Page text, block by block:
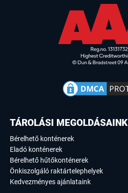
TÁROLÁSI MEGOLDÁSAINK
Bérelhető konténerek
Eladó konténerek
Bérelhető hűtőkonténerek
Önkiszolgáló raktártelephelyek
Kedvezményes ajánlataink